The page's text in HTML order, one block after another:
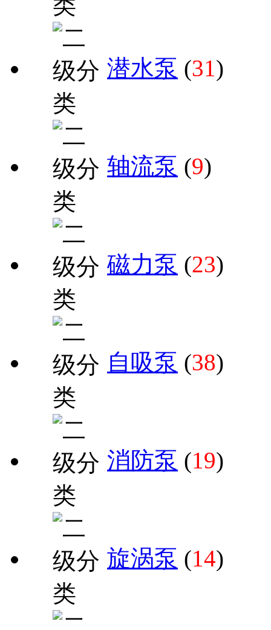
潜水泵 (31)
轴流泵 (9)
磁力泵 (23)
自吸泵 (38)
消防泵 (19)
旋涡泵 (14)